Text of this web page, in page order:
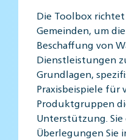
Die Toolbox
Gemeinden, um
Beschaffung von
Dienstleistungen
Grundlagen,
Praxisbeispiele für
Produktgruppen
Unterstützung.
Überlegungen Sie